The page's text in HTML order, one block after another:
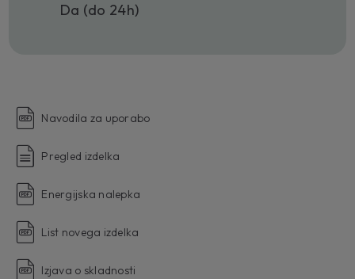
Da (do 24h)
Navodila za uporabo
Pregled izdelka
Energijska nalepka
List novega izdelka
Izjava o skladnosti